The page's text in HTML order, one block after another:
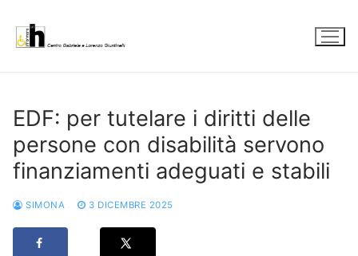
contenuto
EDF: per tutelare i diritti delle
persone con disabilità servono
finanziamenti adeguati e stabili
SIMONA 3 DICEMBRE 2025